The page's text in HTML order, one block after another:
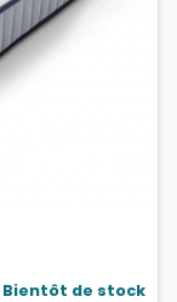
Bientôt de stock